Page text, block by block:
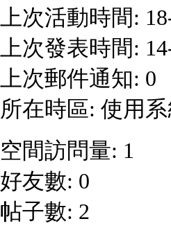
上次活動時間:
上次發表時間:
上次郵件通知: 0
所在時區: 使用
空間訪問量: 1
好友數: 0
帖子數: 2